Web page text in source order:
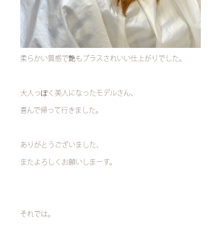
柔らかい質感で艶もプラスされいい仕上がりでした。
大人っぽく美人になったモデルさん、
喜んで帰って行きました。
ありがとうございました、
またよろしくお願いしまーす。
それでは。